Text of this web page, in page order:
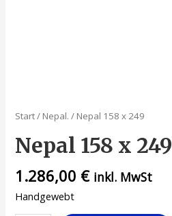
Start/ Nepal. / Nepal 158 x 249
Nepal 158 x 249
1.286,00 € inkl. MwSt
Handgewebt